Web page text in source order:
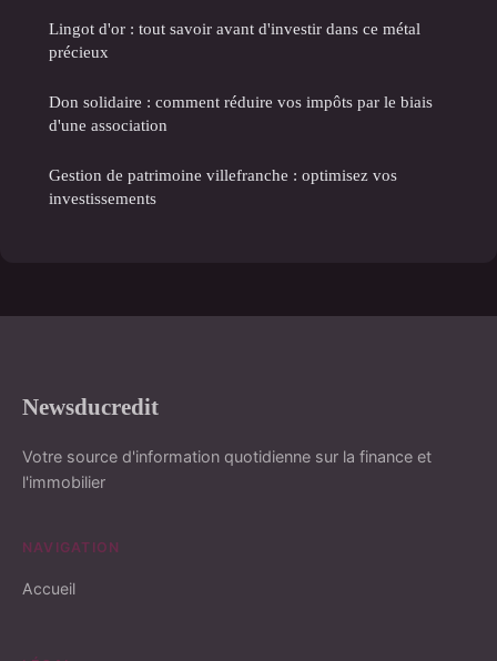
Lingot d'or : tout savoir avant d'investir dans ce métal
précieux
Don solidaire : comment réduire vos impôts par le biais
d'une association
Gestion de patrimoine villefranche : optimisez vos
investissements
Newsducredit
Votre source d'information quotidienne sur la finance et
l'immobilier
NAVIGATION
Accueil